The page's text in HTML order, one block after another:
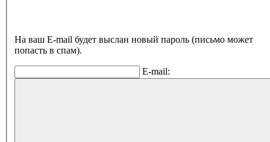
На ваш E-mail будет выслан новый пароль (письмо может
попасть в спам).
E-mail: